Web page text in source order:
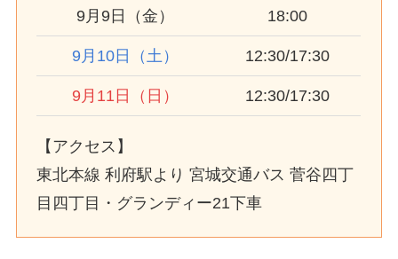
9月9日（金） 18:00
9月10日（土） 12:30/17:30
9月11日（日） 12:30/17:30
【アクセス】
東北本線 利府駅より 宮城交通バス 菅谷四丁
目四丁目・グランディー21下車